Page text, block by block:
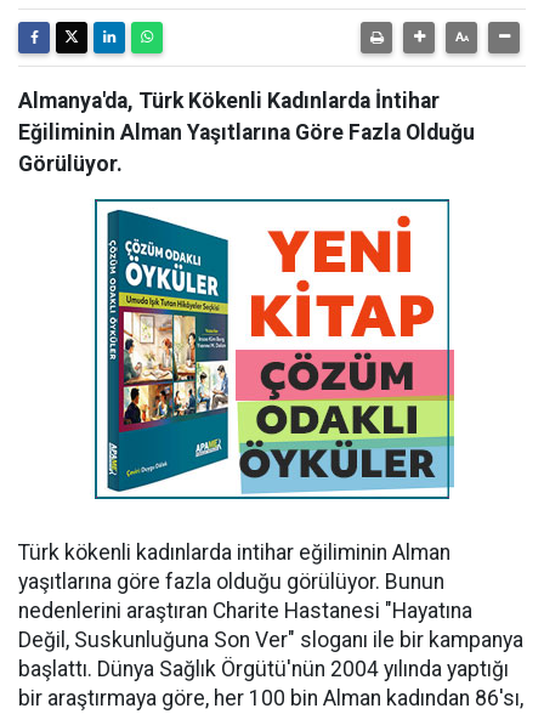
Almanya'da, Türk Kökenli Kadınlarda İntihar
Eğiliminin Alman Yaşıtlarına Göre Fazla Olduğu
Görülüyor.
Türk kökenli kadınlarda intihar eğiliminin Alman
yaşıtlarına göre fazla olduğu görülüyor. Bunun
nedenlerini araştıran Charite Hastanesi "Hayatına
Değil, Suskunluğuna Son Ver" sloganı ile bir kampanya
başlattı. Dünya Sağlık Örgütü'nün 2004 yılında yaptığı
bir araştırmaya göre, her 100 bin Alman kadından 86'sı,